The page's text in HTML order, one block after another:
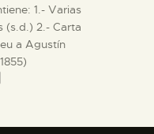
1.- Varias
(s.d.) 2.- Carta
a Agustín